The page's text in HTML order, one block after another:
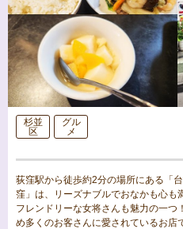
杉並
区
グル
メ
荻窪駅から徒歩約2分の場所にある「
窪」は、リーズナブルでおなかも心も
フレンドリーな女将さんも魅力の一つ
め多くのお客さんに愛されているお店